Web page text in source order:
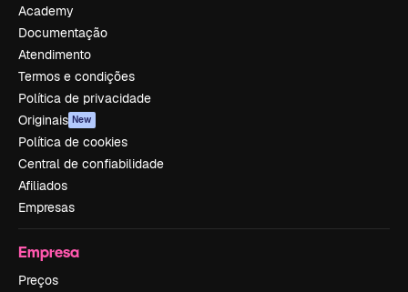
Academy
Documentação
Atendimento
Termos e condições
Política de privacidade
Originais New
Política de cookies
Central de confiabilidade
Afiliados
Empresas
Empresa
Preços